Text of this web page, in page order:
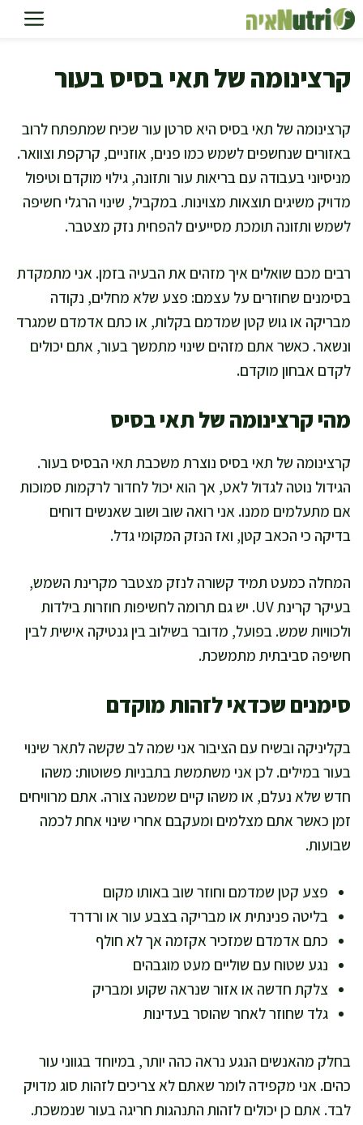
לדלג
לתוכן
קרצינומה של תאי בסיס בעור
קרצינומה של תאי בסיס היא סרטן עור שכיח שמתפתח לרוב
באזורים שנחשפים לשמש כמו פנים, אוזניים, קרקפת וצוואר.
מניסיוני בעבודה עם בריאות עור ותזונה, גילוי מוקדם וטיפול
מדויק משיגים תוצאות מצוינות. במקביל, שינוי הרגלי חשיפה
לשמש ותזונה תומכת מסייעים להפחית נזק מצטבר.
רבים מכם שואלים איך מזהים את הבעיה בזמן. אני מתמקדת
בסימנים שחוזרים על עצמם: פצע שלא מחלים, נקודה
מבריקה או גוש קטן שמדמם בקלות, או כתם אדמדם שמגרד
ונשאר. כאשר אתם מזהים שינוי מתמשך בעור, אתם יכולים
לקדם אבחון מוקדם.
מהי קרצינומה של תאי בסיס
קרצינומה של תאי בסיס נוצרת משכבת תאי הבסיס בעור.
הגידול נוטה לגדול לאט, אך הוא יכול לחדור לרקמות סמוכות
אם מתעלמים ממנו. אני רואה שוב ושוב שאנשים דוחים
בדיקה כי הכאב קטן, ואז הנזק המקומי גדל.
המחלה כמעט תמיד קשורה לנזק מצטבר מקרינת השמש,
בעיקר קרינת UV. יש גם תרומה לחשיפות חוזרות בילדות
ולכוויות שמש. בפועל, מדובר בשילוב בין גנטיקה אישית לבין
חשיפה סביבתית מתמשכת.
סימנים שכדאי לזהות מוקדם
בקליניקה ובשיח עם הציבור אני שמה לב שקשה לתאר שינוי
בעור במילים. לכן אני משתמשת בתבניות פשוטות: משהו
חדש שלא נעלם, או משהו קיים שמשנה צורה. אתם מרוויחים
זמן כאשר אתם מצלמים ומעקבם אחרי שינוי אחת לכמה
שבועות.
פצע קטן שמדמם וחוזר שוב באותו מקום
בליטה פנינתית או מבריקה בצבע עור או ורדרד
כתם אדמדם שמזכיר אקזמה אך לא חולף
נגע שטוח עם שוליים מעט מוגבהים
צלקת חדשה או אזור שנראה שקוע ומבריק
גלד שחוזר לאחר שהוסר בעדינות
בחלק מהאנשים הנגע נראה כהה יותר, במיוחד בגווני עור
כהים. אני מקפידה לומר שאתם לא צריכים לזהות סוג מדויק
לבד. אתם כן יכולים לזהות התנהגות חריגה בעור שנמשכת.